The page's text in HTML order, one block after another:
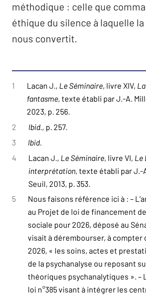
méthodique : celle que
éthique du silence à laquelle la
nous convertit.
1 Lacan J., Le Séminaire, livre XIV,
fantasme, texte établi par J.-A.
2023, p. 256.
2
Ibid., p. 257.
3
Ibid.
4
Lacan J., Le Séminaire, livre VI, Le
interprétation, texte établi par J.-
Seuil, 2013, p. 353.
5
Nous faisons référence ici à : –
au Projet de loi de financement
sociale pour 2026, déposé au
visait à dérembourser, à compter
2026, « les soins, actes et
de la psychanalyse ou reposant
théoriques psychanalytiques ». –
loi n°385 visant à intégrer les